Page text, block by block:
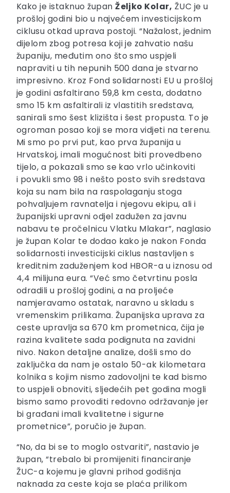
Kako je istaknuo županŽeljko Kolar, ŽUC je u
prošloj godini bio u najvećem investicijskom
ciklusu otkad uprava postoji. “Nažalost, jednim
dijelom zbog potresa koji je zahvatio našu
županiju, međutim ono što smo uspjeli
napraviti u tih nepunih 500 dana je stvarno
impresivno. Kroz Fond solidarnosti EU u prošloj
je godini asfaltirano 59,8 km cesta, dodatno
smo 15 km asfaltirali iz vlastitih sredstava,
sanirali smo šest klizišta i šest propusta. To je
ogroman posao koji se mora vidjeti na terenu.
Mi smo po prvi put, kao prva županija u
Hrvatskoj, imali mogućnost biti provedbeno
tijelo, a pokazali smo se kao vrlo učinkoviti
i povukli smo 98 i nešto posto svih sredstava
koja su nam bila na raspolaganju stoga
pohvaljujem ravnatelja i njegovu ekipu, ali i
županijski upravni odjel zadužen za javnu
nabavu te pročelnicu Vlatku Mlakar”, naglasio
je župan Kolar te dodao kako je nakon Fonda
solidarnosti investicijski ciklus nastavljen s
kreditnim zaduženjem kod HBOR-a u iznosu od
4,4 milijuna eura. “Već smo četvrtinu posla
odradili u prošloj godini, a na proljeće
namjeravamo ostatak, naravno u skladu s
vremenskim prilikama. Županijska uprava za
ceste upravlja sa 670 km prometnica, čija je
razina kvalitete sada podignuta na zavidni
nivo. Nakon detaljne analize, došli smo do
zaključka da nam je ostalo 50-ak kilometara
kolnika s kojim nismo zadovoljni te kad bismo
to uspjeli obnoviti, sljedećih pet godina mogli
bismo samo provoditi redovno održavanje jer
bi građani imali kvalitetne i sigurne
prometnice”, poručio je župan.
“No, da bi se to moglo ostvariti”, nastavio je
župan, “trebalo bi promijeniti financiranje
ŽUC-a kojemu je glavni prihod godišnja
naknada za ceste koja se plaća prilikom